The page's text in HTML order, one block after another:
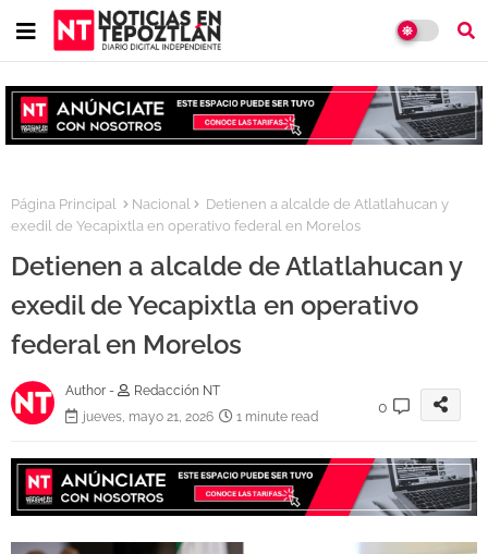
Página Principal Nacional
Detienen a alcalde de Atlatlahucan y
exedil de Yecapixtla en operativo federal en Morelos
Detienen a alcalde de Atlatlahucan y
exedil de Yecapixtla en operativo
federal en Morelos
Author -
Redacción NT
jueves, mayo 21, 2026
1 minute read
0